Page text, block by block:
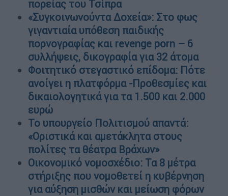
πορείας του Τσίπρα
«Συγκοινωνούντα Δοχεία»: Στο φως
γιγαντιαία υπόθεση παιδικής
πορνογραφίας και revenge porn – 6
συλλήψεις, δικογραφία για 32 άτομα
Φοιτητικό στεγαστικό επίδομα: Πότε
ανοίγει η πλατφόρμα -Προθεσμίες και
δικαιολογητικά για τα 1.500 και 2.000
ευρώ
Το υπουργείο Πολιτισμού απαντά:
«Οριστικά και αμετάκλητα στους
πολίτες τα θέατρα Βράχων»
Οικονομικό νομοσχέδιο: Τα 8 μέτρα
στήριξης που νομοθετεί η κυβέρνηση
για αύξηση μισθών και μείωση φόρων